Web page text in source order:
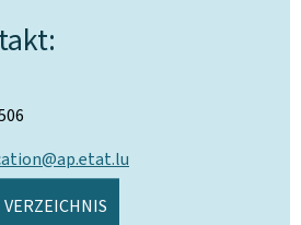
VERZEICHNIS